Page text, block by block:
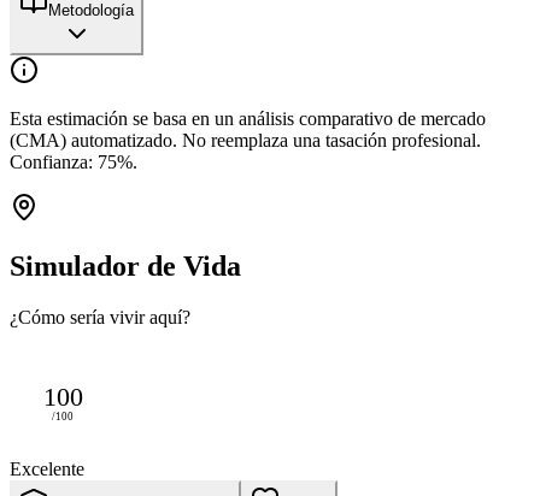
Metodología
Esta estimación se basa en un análisis comparativo de mercado
(CMA) automatizado. No reemplaza una tasación profesional.
Confianza: 75%.
Simulador de Vida
¿Cómo sería vivir aquí?
100
/100
Excelente